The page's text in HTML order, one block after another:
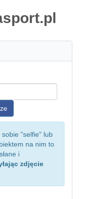
"selfie" lub
na nim to
i
zdjęcie